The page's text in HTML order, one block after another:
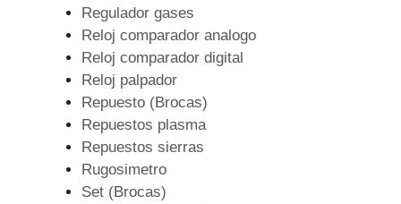
Regulador gases
Reloj comparador analogo
Reloj comparador digital
Reloj palpador
Repuesto (Brocas)
Repuestos plasma
Repuestos sierras
Rugosimetro
Set (Brocas)